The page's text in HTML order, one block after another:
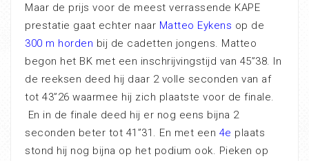
Maar de prijs voor de meest verrassende KAPE
prestatie gaat echter naar Matteo Eykens op de
300 m horden bij de cadetten jongens. Matteo
begon het BK met een inschrijvingstijd van 45”38. In
de reeksen deed hij daar 2 volle seconden van af
tot 43”26 waarmee hij zich plaatste voor de finale.
En in de finale deed hij er nog eens bijna 2
seconden beter tot 41”31. En met een 4e plaats
stond hij nog bijna op het podium ook. Pieken op